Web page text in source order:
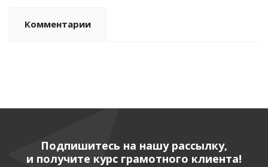
Комментарии
Подпишитесь на нашу рассылку,
и получите курс грамотного клиента!